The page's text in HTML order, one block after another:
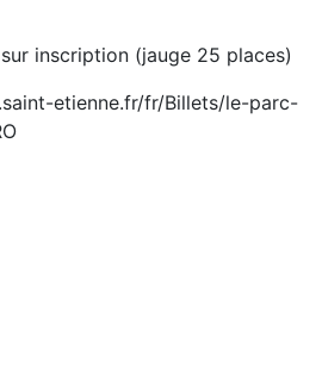
inscription (jauge 25 places)
etienne.fr/fr/Billets/le-parc-